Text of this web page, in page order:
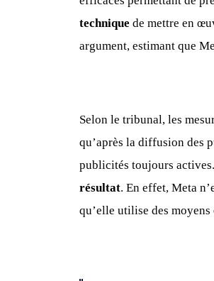
technique de mettre en
argument, estimant que
Selon le tribunal, les
qu’après la diffusion des
publicités toujours
résultat. En effet, Meta
qu’elle utilise des